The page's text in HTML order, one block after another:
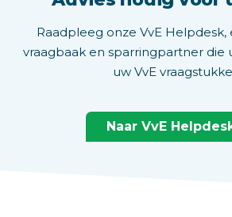
Raadpleeg onze VvE Helpdesk,
vraagbaak en sparringpartner die
uw VvE
Naar VvE